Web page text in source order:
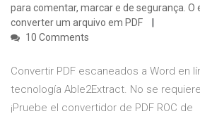
para comentar, marcar e de segurança. O
converter um arquivo em PDF
10 Comments
Convertir PDF escaneados a Word en
tecnología Able2Extract. No se
¡Pruebe el convertidor de PDF ROC de